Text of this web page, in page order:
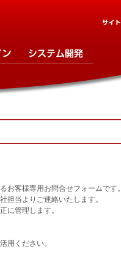
お客様専用お問合せフォームです。
担当よりご連絡いたします。
に管理します。
用ください。